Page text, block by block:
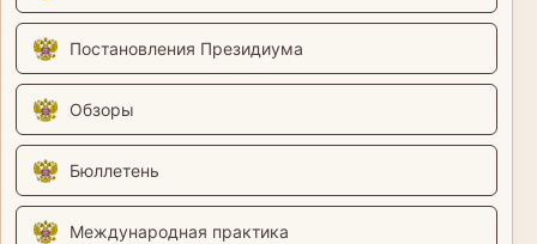
Постановления Президиума
Обзоры
Бюллетень
Международная практика